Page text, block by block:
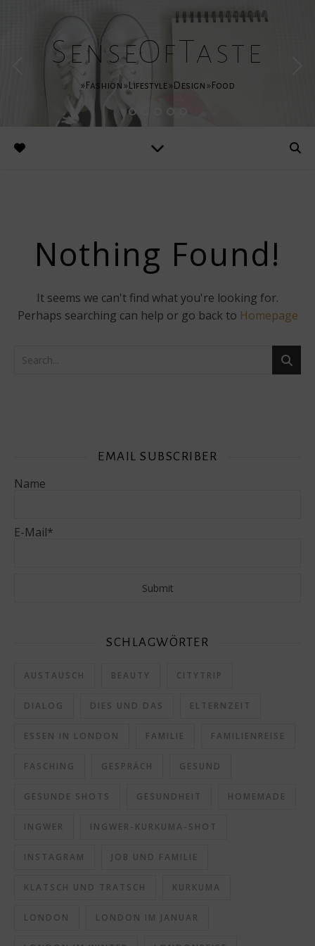
SenseOfTaste
»Fashion »Lifestyle »Design »Food
Nothing Found!
It seems we can't find what you're looking for.
Perhaps searching can help or go back to Homepage
EMAIL SUBSCRIBER
Name
E-Mail*
SCHLAGWÖRTER
AUSTAUSCH BEAUTY CITYTRIP
DIALOG DIES UND DAS ELTERNZEIT
ESSEN IN LONDON FAMILIE FAMILIENREISE
FASCHING GESPRÄCH GESUND
GESUNDE SHOTS GESUNDHEIT HOMEMADE
INGWER INGWER-KURKUMA-SHOT
INSTAGRAM JOB UND FAMILIE
KLATSCH UND TRATSCH KURKUMA
LONDON LONDON IM JANUAR